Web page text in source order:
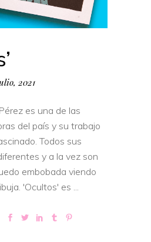
2021
es una de las
del país y su trabajo
Todos sus
y a la vez son
embobada viendo
'Ocultos' es